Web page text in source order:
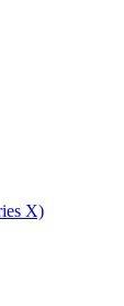
X)